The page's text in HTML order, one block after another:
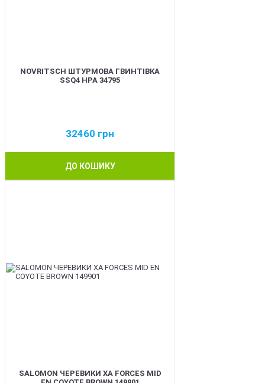
NOVRITSCH ШТУРМОВА ГВИНТІВКА
SSQ4 HPA 34795
32460 грн
ДО КОШИКУ
SALOMON ЧЕРЕВИКИ XA FORCES MID